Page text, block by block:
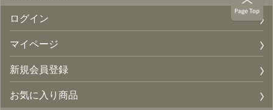
ログイン
マイページ
新規会員登録
お気に入り商品